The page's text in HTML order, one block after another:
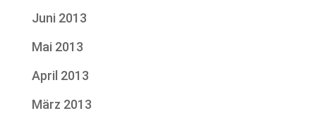
Juni 2013
Mai 2013
April 2013
März 2013